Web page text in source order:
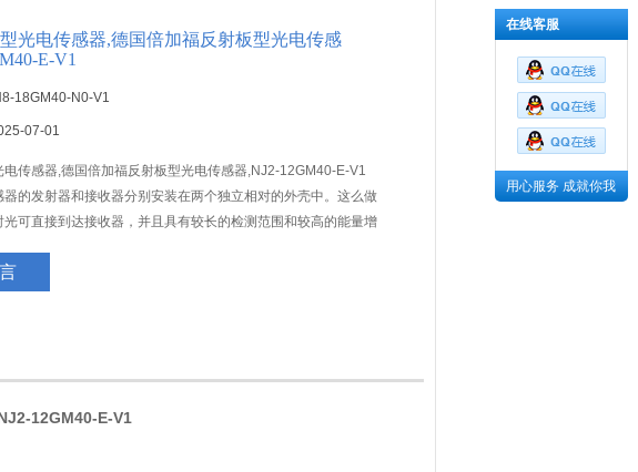
光电传感器,德国倍加福反射板型光电传感
E-V1
18GM40-N0-V1
07-01
电传感器,德国倍加福反射板型光电传感器,NJ2-12GM40-E-V1
器的发射器和接收器分别安装在两个独立相对的外壳中。这么做
光可直接到达接收器，并且具有较长的检测范围和较高的能量增
且这些因素也不影响传感器检测的可靠性。
12GM40-E-V1
在线客服
用心服务 成就你我